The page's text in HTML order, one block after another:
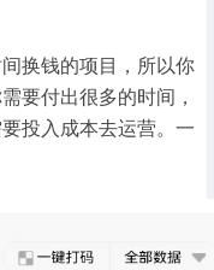
换钱的项目，所以你
要付出很多的时间，
投入成本去运营。一